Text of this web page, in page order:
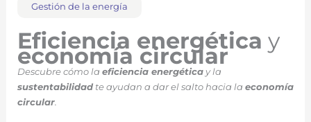
Gestión de la energía
Eficiencia energética y
economía circular
Descubre cómo la eficiencia energéticay la
sustentabilidadte ayudan a dar el salto hacia la economía
circular.